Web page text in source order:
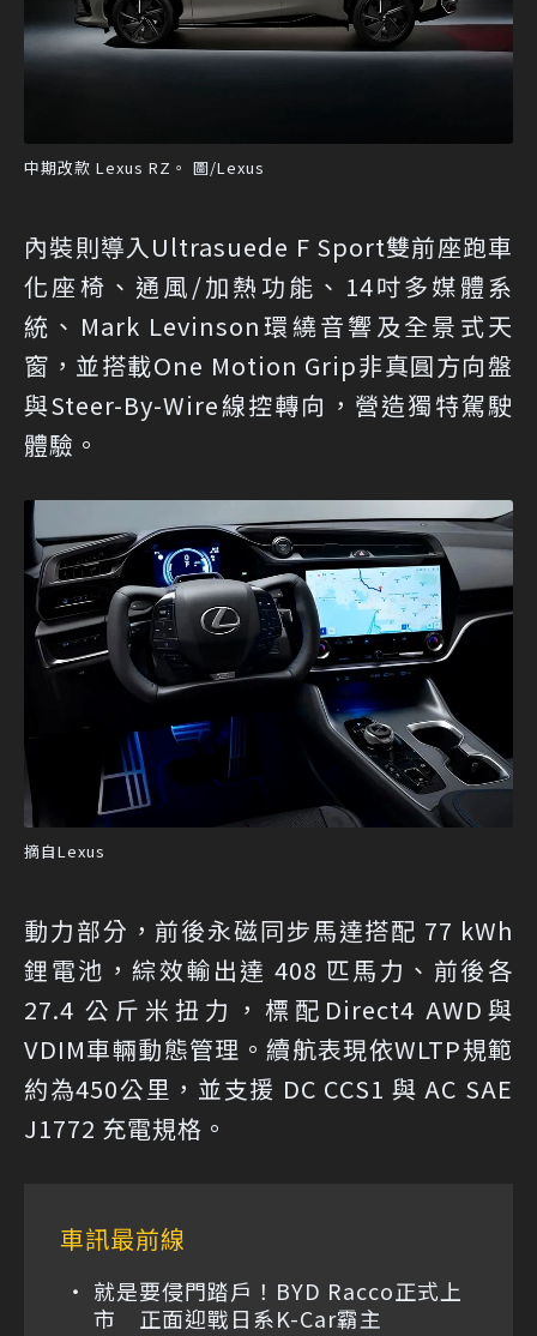
中期改款 Lexus RZ。 圖/Lexus
內裝則導入Ultrasuede F Sport雙前座跑車
化座椅、通風/加熱功能、14吋多媒體系
統、Mark Levinson環繞音響及全景式天
窗，並搭載One Motion Grip非真圓方向盤
與Steer-By-Wire線控轉向，營造獨特駕駛
體驗。
摘自Lexus
動力部分，前後永磁同步馬達搭配 77 kWh
鋰電池，綜效輸出達 408 匹馬力、前後各
27.4 公斤米扭力，標配Direct4 AWD與
VDIM車輛動態管理。續航表現依WLTP規範
約為450公里，並支援 DC CCS1 與 AC SAE
J1772 充電規格。
車訊最前線
就是要侵門踏戶！BYD Racco正式上
市 正面迎戰日系K-Car霸主